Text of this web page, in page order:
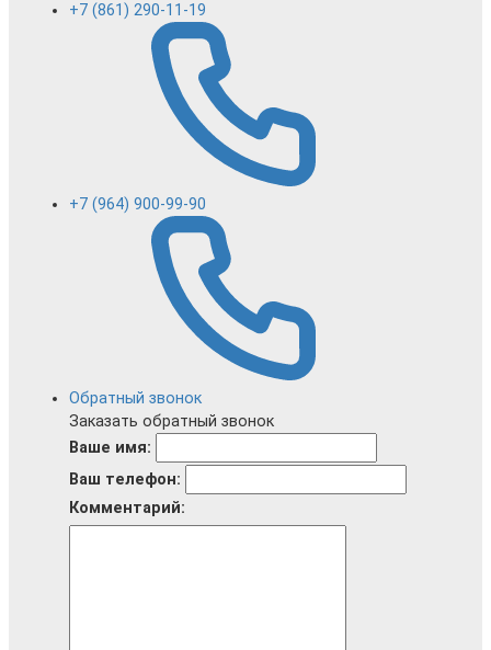
+7 (861) 290-11-19
+7 (964) 900-99-90
Обратный звонок
Заказать обратный звонок
Ваше имя:
Ваш телефон:
Комментарий: